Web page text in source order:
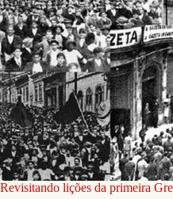
Revisitando lições da primeira